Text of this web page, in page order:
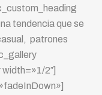
tendencia que se
patrones
2″]